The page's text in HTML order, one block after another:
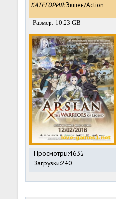
КАТЕГОРИЯ:Экшен/Action
Размер: 10.23 GB
Просмотры:4632
Загрузки:240